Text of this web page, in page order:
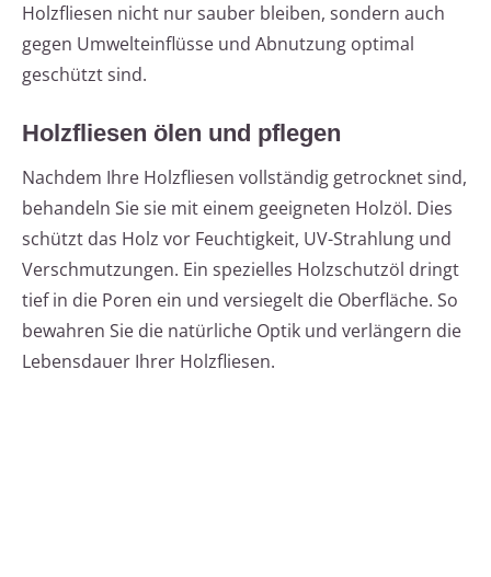
Holzfliesen nicht nur sauber bleiben, sondern auch
gegen Umwelteinflüsse und Abnutzung optimal
geschützt sind.
Holzfliesen ölen und pflegen
Nachdem Ihre Holzfliesen vollständig getrocknet sind,
behandeln Sie sie mit einem geeigneten Holzöl. Dies
schützt das Holz vor Feuchtigkeit, UV-Strahlung und
Verschmutzungen. Ein spezielles Holzschutzöl dringt
tief in die Poren ein und versiegelt die Oberfläche. So
bewahren Sie die natürliche Optik und verlängern die
Lebensdauer Ihrer Holzfliesen.